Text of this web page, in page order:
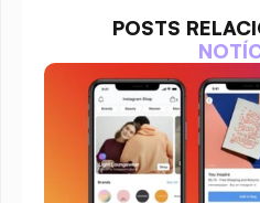
POSTS